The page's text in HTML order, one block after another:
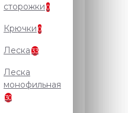
сторожки 0
Крючки 0
Леска 33
Леска
монофильная
30